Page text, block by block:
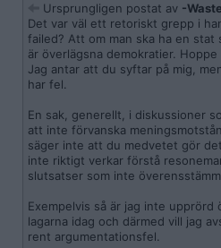
Ursprungligen postat av -
Det var väl ett retoriskt grepp i
failed? Att om man ska ha en stat
är överlägsna demokratier.
Jag antar att du syftar på mig,
har fel.
En sak, generellt, i diskussioner
att inte förvanska
säger inte att du medvetet gör
inte riktigt verkar förstå
slutsatser som inte
Exempelvis så är jag inte
lagarna idag och därmed vill jag
rent argumentationsfel.